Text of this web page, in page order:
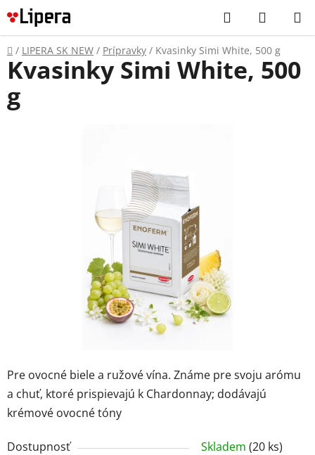
Prejsť
na
obsah
Hľadať
KOŠÍK
Domov
/ LIPERA SK NEW / Prípravky / Kvasinky Simi White, 500 g
Pre ovocné biele a ružové vína. Známe pre svoju arómu
a chuť, ktoré prispievajú k Chardonnay; dodávajú
krémové ovocné tóny
Dostupnosť Skladem (20 ks)
Kvasinky Simi White, 500
g